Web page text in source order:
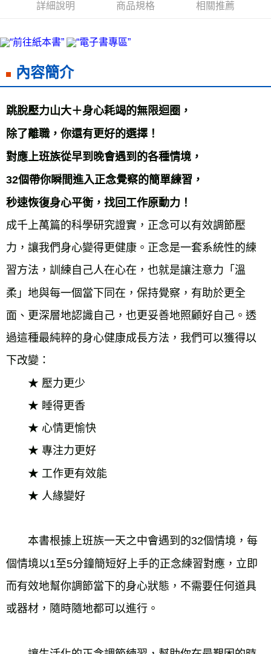
詳細說明 商品規格 相關推薦
內容簡介
跳脫壓力山大＋身心耗竭的無限迴圈，
除了離職，你還有更好的選擇！
對應上班族從早到晚會遇到的各種情境，
32個帶你瞬間進入正念覺察的簡單練習，
秒速恢復身心平衡，找回工作原動力！
成千上萬篇的科學研究證實，正念可以有效調節壓
力，讓我們身心變得更健康。正念是一套系統性的練
習方法，訓練自己人在心在，也就是讓注意力「溫
柔」地與每一個當下同在，保持覺察，有助於更全
面、更深層地認識自己，也更妥善地照顧好自己。透
過這種最純粹的身心健康成長方法，我們可以獲得以
下改變：
★ 壓力更少
★ 睡得更香
★ 心情更愉快
★ 專注力更好
★ 工作更有效能
★ 人緣變好
本書根據上班族一天之中會遇到的32個情境，每
個情境以1至5分鐘簡短好上手的正念練習對應，立即
而有效地幫你調節當下的身心狀態，不需要任何道具
或器材，隨時隨地都可以進行。